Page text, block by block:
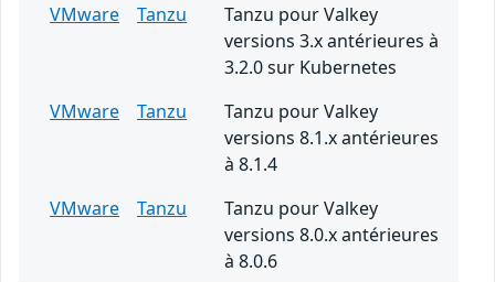
VMware
Tanzu
Tanzu pour Valkey
versions 3.x antérieures à
3.2.0 sur Kubernetes
VMware
Tanzu
Tanzu pour Valkey
versions 8.1.x antérieures
à 8.1.4
VMware
Tanzu
Tanzu pour Valkey
versions 8.0.x antérieures
à 8.0.6